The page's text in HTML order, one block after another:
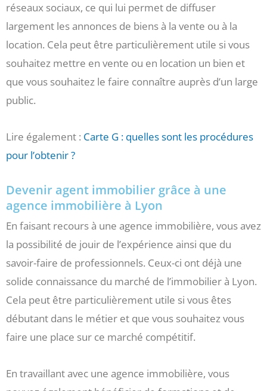
réseaux sociaux, ce qui lui permet de diffuser
largement les annonces de biens à la vente ou à la
location. Cela peut être particulièrement utile si vous
souhaitez mettre en vente ou en location un bien et
que vous souhaitez le faire connaître auprès d’un large
public.
Lire également : Carte G : quelles sont les procédures
pour l’obtenir ?
Devenir agent immobilier grâce à une
agence immobilière à Lyon
En faisant recours à une agence immobilière, vous avez
la possibilité de jouir de l’expérience ainsi que du
savoir-faire de professionnels. Ceux-ci ont déjà une
solide connaissance du marché de l’immobilier à Lyon.
Cela peut être particulièrement utile si vous êtes
débutant dans le métier et que vous souhaitez vous
faire une place sur ce marché compétitif.
En travaillant avec une agence immobilière, vous